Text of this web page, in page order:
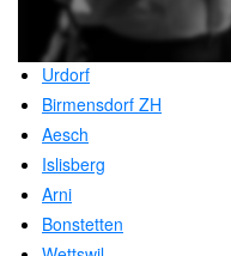
Urdorf
Birmensdorf ZH
Aesch
Islisberg
Arni
Bonstetten